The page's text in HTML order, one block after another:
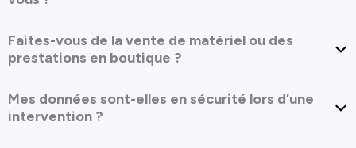
Faites-vous de la vente de matériel ou des
prestations en boutique ?
Mes données sont-elles en sécurité lors d’une
intervention ?